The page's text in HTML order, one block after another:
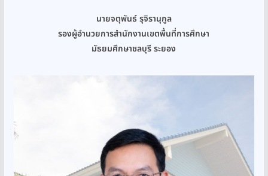
นายจตุพันธ์ รุจิรานุกูล
รองผู้อำนวยการสำนักงานเขตพื้นที่การศึกษา
มัธยมศึกษาชลบุรี ระยอง